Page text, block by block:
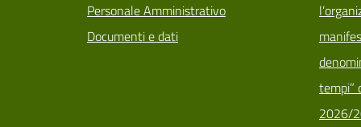
Personale Amministrativo
Documenti e dati
tempi”
2026/